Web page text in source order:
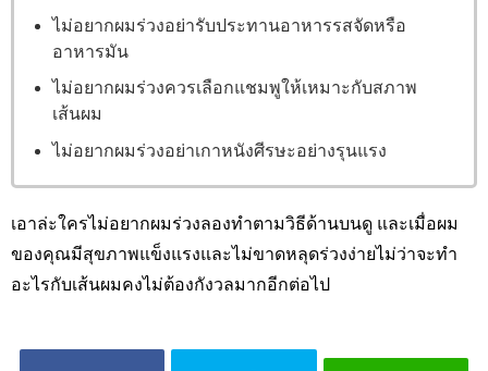
ไม่อยากผมร่วงอย่ารับประทานอาหารรสจัดหรือ
อาหารมัน
ไม่อยากผมร่วงควรเลือกแชมพูให้เหมาะกับสภาพ
เส้นผม
ไม่อยากผมร่วงอย่าเกาหนังศีรษะอย่างรุนแรง
เอาล่ะใครไม่อยากผมร่วงลองทำตามวิธีด้านบนดู และเมื่อผม
ของคุณมีสุขภาพแข็งแรงและไม่ขาดหลุดร่วงง่ายไม่ว่าจะทำ
อะไรกับเส้นผมคงไม่ต้องกังวลมากอีกต่อไป